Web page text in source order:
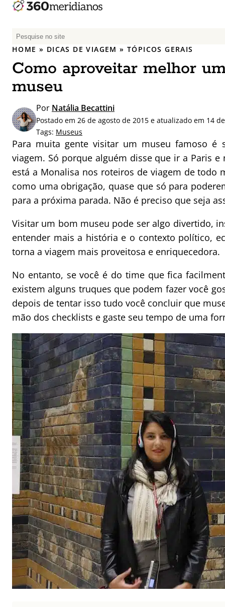
P
e
q
u
i
a
r
p
o
:
HOME » DICAS DE VIAGEM »TÓPICOS GERAIS
Como aproveitar melhor
museu
Por Natália Becattini
Postado em 26 de agosto de 2015 e atualizado em 14
Tags: Museus
Para muita gente visitar um museu famoso
viagem. Só porque alguém disse que ir a Paris
está a Monalisa nos roteiros de viagem de todo
como uma obrigação, quase que só para
para a próxima parada. Não é preciso que seja
Visitar um bom museu pode ser algo divertido,
entender mais a história e o contexto político,
torna a viagem mais proveitosa e enriquecedora.
No entanto, se você é do time que fica
existem alguns truques que podem fazer você
depois de tentar isso tudo você concluir que
mão dos checklists e gaste seu tempo de uma